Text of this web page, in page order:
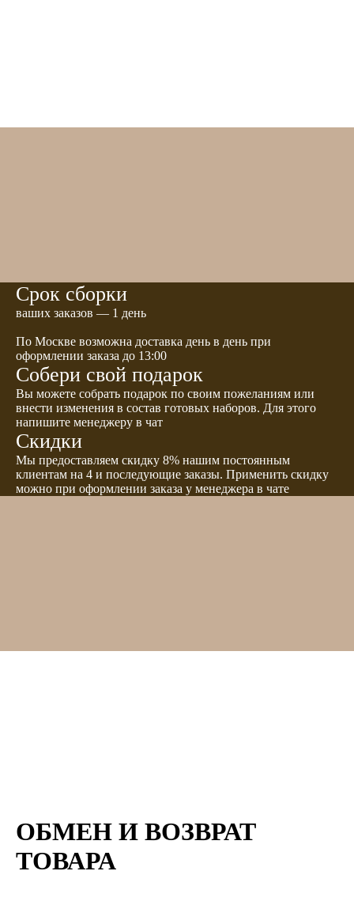
Срок сборки
ваших заказов — 1 день
По Москве возможна доставка день в день при
оформлении заказа до 13:00
Собери свой подарок
Вы можете собрать подарок по своим пожеланиям или
внести изменения в состав готовых наборов. Для этого
напишите менеджеру в чат
Скидки
Мы предоставляем скидку 8% нашим постоянным
клиентам на 4 и последующие заказы. Применить скидку
можно при оформлении заказа у менеджера в чате
ОБМЕН И ВОЗВРАТ
ТОВАРА